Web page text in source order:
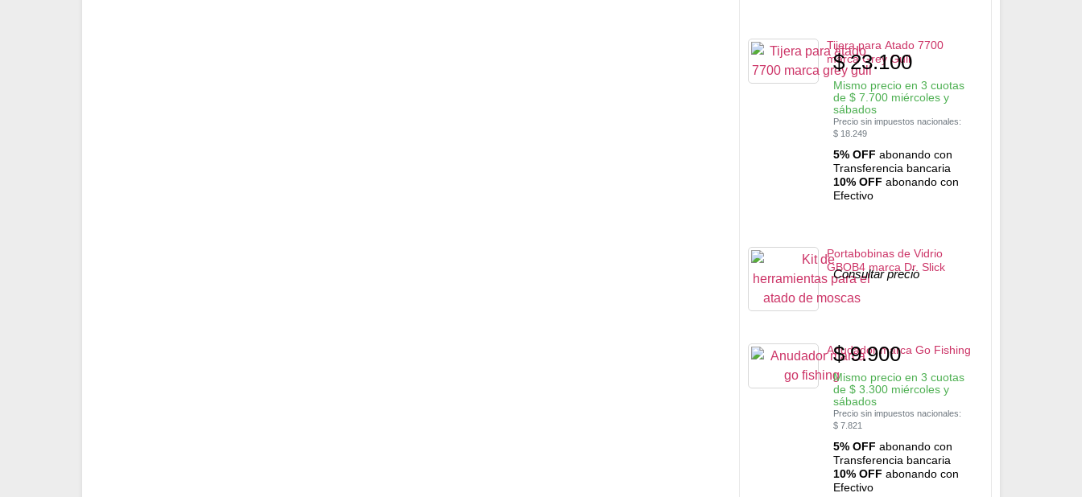
Tijera para Atado 7700
marca Grey Gull
$23.100
Mismo precio en 3 cuotas
de$ 7.700 miércoles y
sábados
Precio sin impuestos nacionales:
$ 18.249
5% OFF abonando con
Transferencia bancaria
10% OFF abonando con
Efectivo
Portabobinas de Vidrio
GBOB4 marca Dr. Slick
Consultar precio
Anudador marca Go Fishing
$9.900
Mismo precio en 3 cuotas
de$ 3.300 miércoles y
sábados
Precio sin impuestos nacionales:
$ 7.821
5% OFF abonando con
Transferencia bancaria
10% OFF abonando con
Efectivo